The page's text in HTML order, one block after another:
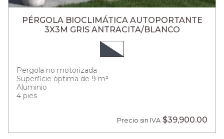
PÉRGOLA BIOCLIMÁTICA AUTOPORTANTE
3X3M GRIS ANTRACITA/BLANCO
Pergola no motorizada
Superficie óptima de 9 m²
Aluminio
4 pies
Precio sin IVA $39,900.00